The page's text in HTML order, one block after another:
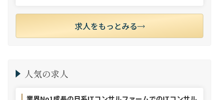
求人をもっとみる
人気の求人